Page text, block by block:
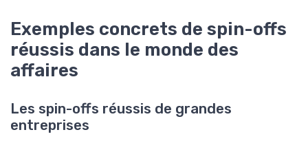
Exemples concrets de spin-offs
réussis dans le monde des
affaires
Les spin-offs réussis de grandes
entreprises